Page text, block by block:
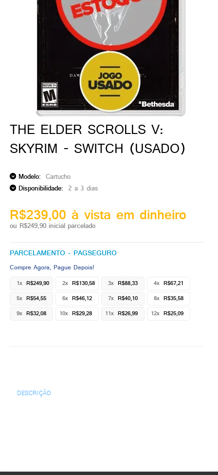
THE ELDER SCROLLS V:
SKYRIM - SWITCH (USADO)
Modelo: Cartucho
Disponibilidade: 2 a 3 dias
R$239,00 à vista em dinheiro
ou R$249,90 inicial parcelado
PARCELAMENTO - PAGSEGURO
Compre Agora, Pague Depois!
1x R$249,90 2x R$130,58 3x R$88,33 4x R$67,21
5x R$54,55 6x R$46,12 7x R$40,10 8x R$35,58
9x R$32,08 10x R$29,28 11x R$26,99 12x R$25,09
DESCRIÇÃO